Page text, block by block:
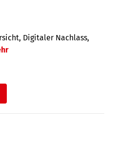
Digitaler Nach­lass,